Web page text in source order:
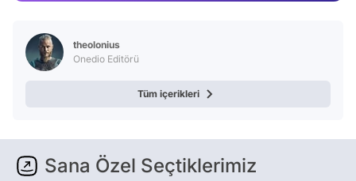
theolonius
Onedio Editörü
Tüm içerikleri
Sana Özel Seçtiklerimiz